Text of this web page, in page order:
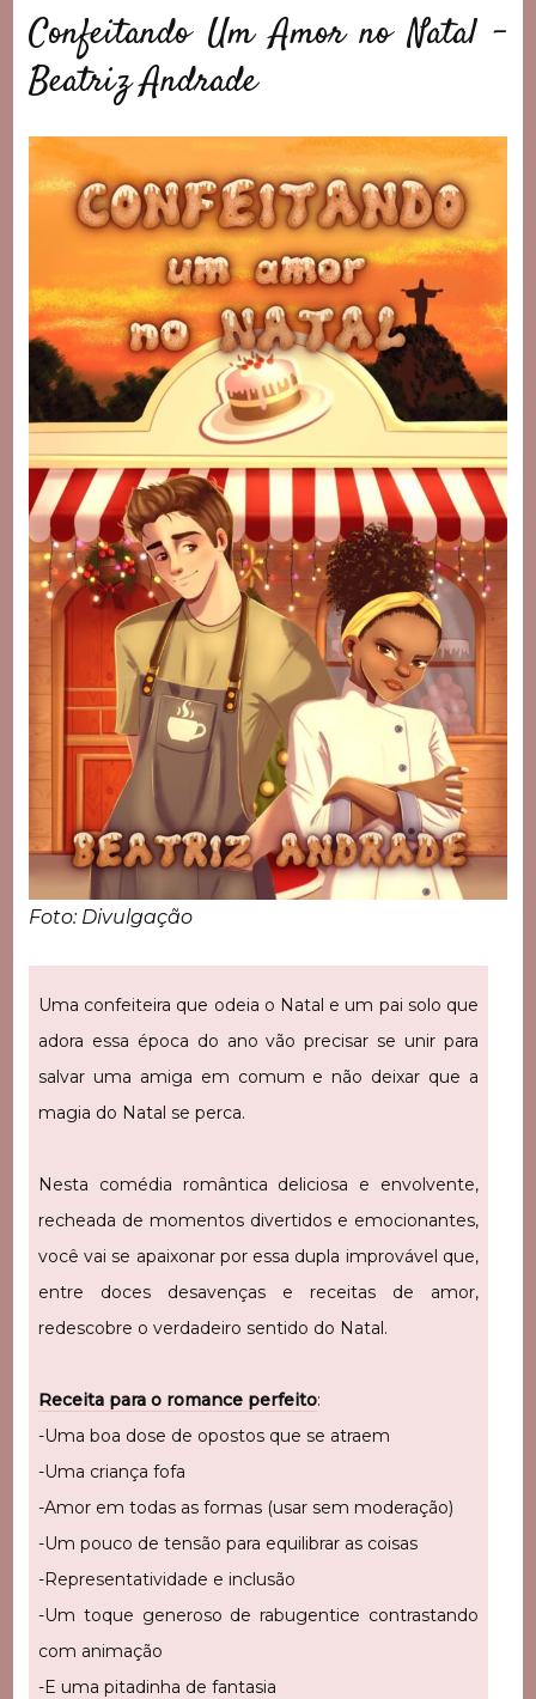
Confeitando Um Amor no Natal –
Beatriz Andrade
Foto: Divulgação
Uma confeiteira que odeia o Natal e um pai solo que
adora essa época do ano vão precisar se unir para
salvar uma amiga em comum e não deixar que a
magia do Natal se perca.
Nesta comédia romântica deliciosa e envolvente,
recheada de momentos divertidos e emocionantes,
você vai se apaixonar por essa dupla improvável que,
entre doces desavenças e receitas de amor,
redescobre o verdadeiro sentido do Natal.
Receita para o romance perfeito:
-Uma boa dose de opostos que se atraem
-Uma criança fofa
-Amor em todas as formas (usar sem moderação)
-Um pouco de tensão para equilibrar as coisas
-Representatividade e inclusão
-Um toque generoso de rabugentice contrastando
com animação
-E uma pitadinha de fantasia